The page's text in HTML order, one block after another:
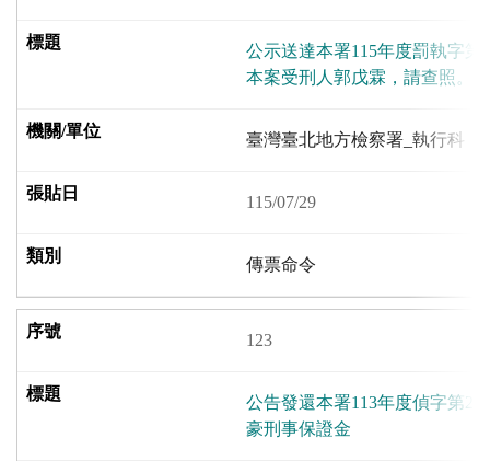
公示送達本署115年度罰執字第
本案受刑人郭戊霖，請查照。
臺灣臺北地方檢察署_執行科
115/07/29
傳票命令
123
公告發還本署113年度偵字第
豪刑事保證金